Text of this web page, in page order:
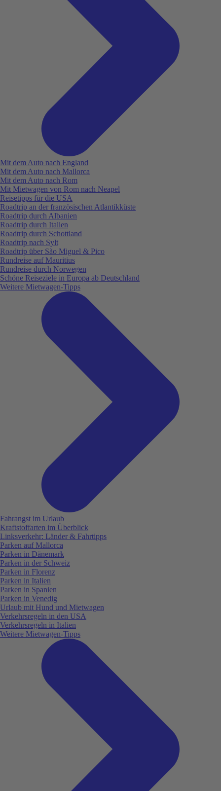
Mit dem Auto nach England
Mit dem Auto nach Mallorca
Mit dem Auto nach Rom
Mit Mietwagen von Rom nach Neapel
Reisetipps für die USA
Roadtrip an der französischen Atlantikküste
Roadtrip durch Albanien
Roadtrip durch Italien
Roadtrip durch Schottland
Roadtrip nach Sylt
Roadtrip über São Miguel & Pico
Rundreise auf Mauritius
Rundreise durch Norwegen
Schöne Reiseziele in Europa ab Deutschland
Weitere Mietwagen-Tipps
Fahrangst im Urlaub
Kraftstoffarten im Überblick
Linksverkehr: Länder & Fahrtipps
Parken auf Mallorca
Parken in Dänemark
Parken in der Schweiz
Parken in Florenz
Parken in Italien
Parken in Spanien
Parken in Venedig
Urlaub mit Hund und Mietwagen
Verkehrsregeln in den USA
Verkehrsregeln in Italien
Weitere Mietwagen-Tipps